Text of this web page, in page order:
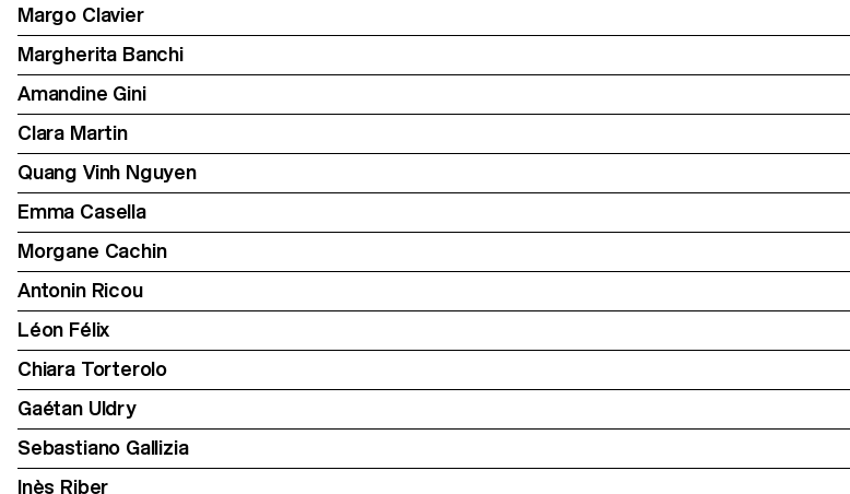
Margo Clavier
Margherita Banchi
Amandine Gini
Clara Martin
Quang Vinh Nguyen
Emma Casella
Morgane Cachin
Antonin Ricou
Léon Félix
Chiara Torterolo
Gaétan Uldry
Sebastiano Gallizia
Inès Riber